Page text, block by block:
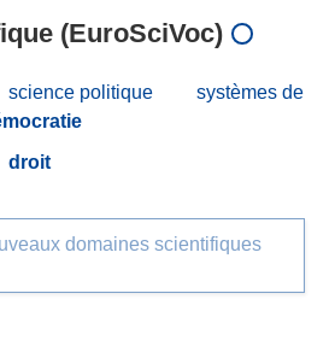
(EuroSciVoc)
science politique
systèmes de
droit
domaines scientifiques